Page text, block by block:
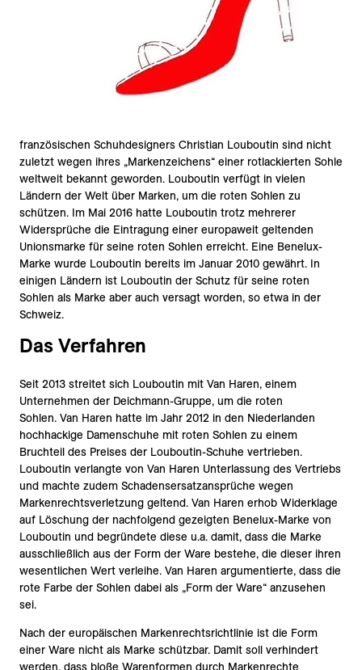
französischen Schuhdesigners Christian Louboutin sind nicht
zuletzt wegen ihres „Markenzeichens“ einer rotlackierten Sohle
weltweit bekannt geworden. Louboutin verfügt in vielen
Ländern der Welt über Marken, um die roten Sohlen zu
schützen. Im Mai 2016 hatte Louboutin trotz mehrerer
Widersprüche die Eintragung einer europaweit geltenden
Unionsmarke für seine roten Sohlen erreicht. Eine Benelux-
Marke wurde Louboutin bereits im Januar 2010 gewährt. In
einigen Ländern ist Louboutin der Schutz für seine roten
Sohlen als Marke aber auch versagt worden, so etwa in der
Schweiz.
Das Verfahren
Seit 2013 streitet sich Louboutin mit Van Haren, einem
Unternehmen der Deichmann-Gruppe, um die roten
Sohlen. Van Haren hatte im Jahr 2012 in den Niederlanden
hochhackige Damenschuhe mit roten Sohlen zu einem
Bruchteil des Preises der Louboutin-Schuhe vertrieben.
Louboutin verlangte von Van Haren Unterlassung des Vertriebs
und machte zudem Schadensersatzansprüche wegen
Markenrechtsverletzung geltend. Van Haren erhob Widerklage
auf Löschung der nachfolgend gezeigten Benelux-Marke von
Louboutin und begründete diese u.a. damit, dass die Marke
ausschließlich aus der Form der Ware bestehe, die dieser ihren
wesentlichen Wert verleihe. Van Haren argumentierte, dass die
rote Farbe der Sohlen dabei als „Form der Ware“ anzusehen
sei.
Nach der europäischen Markenrechtsrichtlinie ist die Form
einer Ware nicht als Marke schützbar. Damit soll verhindert
werden, dass bloße Warenformen durch Markenrechte